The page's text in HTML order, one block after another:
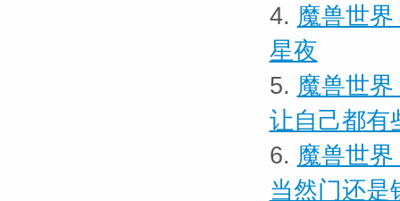
4. 魔兽世
星夜
5. 魔兽世
让自己都有
6. 魔兽世
当然门还是